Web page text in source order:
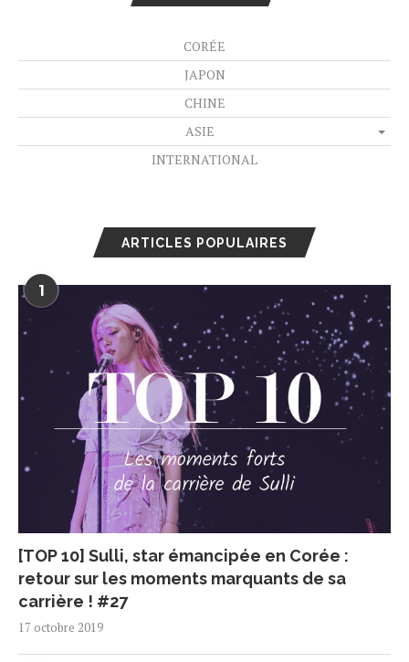
CORÉE
JAPON
CHINE
ASIE
INTERNATIONAL
ARTICLES POPULAIRES
1
[TOP 10] Sulli, star émancipée en Corée :
retour sur les moments marquants de sa
carrière ! #27
17 octobre 2019